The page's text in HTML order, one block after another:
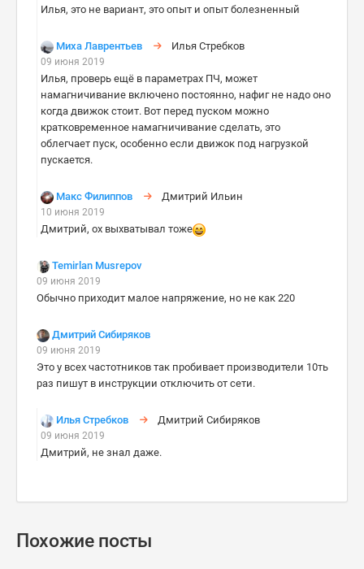
Илья, это не вариант, это опыт и опыт болезненный
Миха Лаврентьев Илья Стребков
09 июня 2019
Илья, проверь ещё в параметрах ПЧ, может
намагничивание включено постоянно, нафиг не надо оно
когда движок стоит. Вот перед пуском можно
кратковременное намагничивание сделать, это
облегчает пуск, особенно если движок под нагрузкой
пускается.
Макс Филиппов Дмитрий Ильин
10 июня 2019
Дмитрий, ох выхватывал тоже
Temirlan Musrepov
09 июня 2019
Обычно приходит малое напряжение, но не как 220
Дмитрий Сибиряков
09 июня 2019
Это у всех частотников так пробивает производители 10ть
раз пишут в инструкции отключить от сети.
Илья Стребков Дмитрий Сибиряков
09 июня 2019
Дмитрий, не знал даже.
Похожие посты